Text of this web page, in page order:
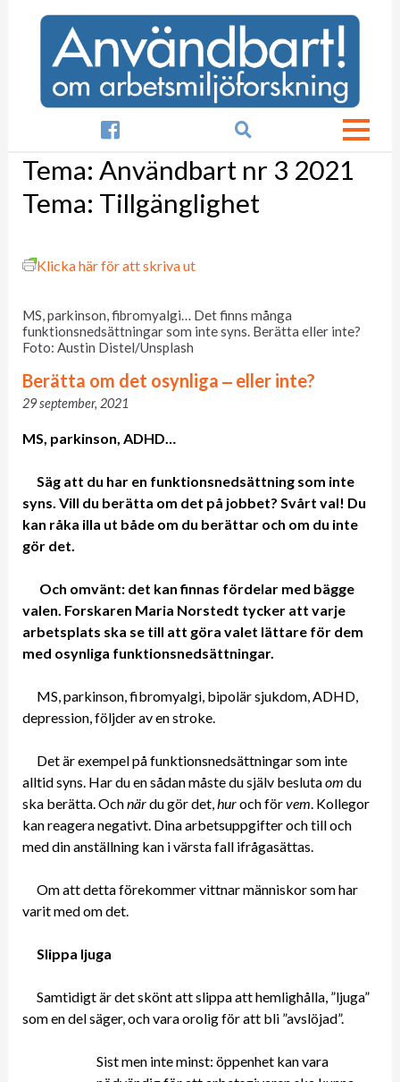

Tema: Användbart nr 3 2021
Tema: Tillgänglighet
Klicka här för att skriva ut
MS, parkinson, fibromyalgi… Det finns många
funktionsnedsättningar som inte syns. Berätta eller inte?
Foto: Austin Distel/Unsplash
Berätta om det osynliga ‒ eller inte?
29 september, 2021
MS, parkinson, ADHD…
Säg att du har en funktionsnedsättning som inte
syns. Vill du berätta om det på jobbet? Svårt val! Du
kan råka illa ut både om du berättar och om du inte
gör det.
Och omvänt: det kan finnas fördelar med bägge
valen. Forskaren Maria Norstedt tycker att varje
arbetsplats ska se till att göra valet lättare för dem
med osynliga funktionsnedsättningar.
MS, parkinson, fibromyalgi, bipolär sjukdom, ADHD,
depression, följder av en stroke.
Det är exempel på funktionsnedsättningar som inte
alltid syns. Har du en sådan måste du själv beslutaom du
ska berätta. Ochnärdu gör det, huroch förvem . Kollegor
kan reagera negativt. Dina arbetsuppgifter och till och
med din anställning kan i värsta fall ifrågasättas.
Om att detta förekommer vittnar människor som har
varit med om det.
Slippa ljuga
Samtidigt är det skönt att slippa att hemlighålla, ”ljuga”
som en del säger, och vara orolig för att bli ”avslöjad”.
Sist men inte minst: öppenhet kan vara